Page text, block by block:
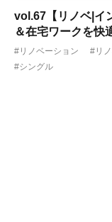
vol.67【リノベ|イ
＆在宅ワークを快
#リノベーション #リ
#シングル